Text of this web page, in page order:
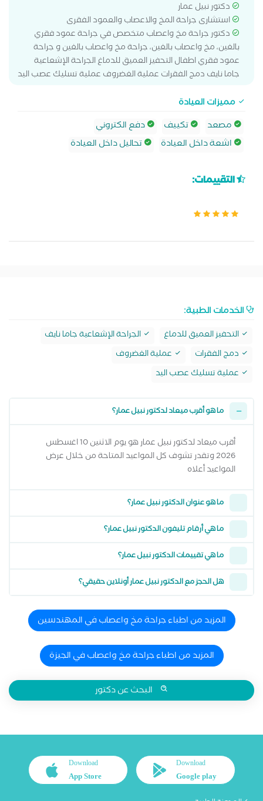
دكتور نبيل عمار
استشارى جراحة المخ والاعصاب والعمود الفقرى
دكتور جراحة مخ واعصاب متخصص في جراحة عمود فقري
بالغين، مخ واعصاب بالغين، جراحة مخ واعصاب بالغين و جراحة
عمود فقري اطفال التحفيز العميق للدماغ الجراحة الإشعاعية
جاما نايف دمج الفقرات عملية الغضروف عملية تسليك عصب اليد
مميزات العيادة
مصعد
تكييف
دفع الكتروني
اشعة داخل العيادة
تحاليل داخل العيادة
التقييمات:
الخدمات الطبية:
التحفيز العميق للدماغ
الجراحة الإشعاعية جاما نايف
دمج الفقرات
عملية الغضروف
عملية تسليك عصب اليد
ما هو أقرب ميعاد لدكتور نبيل عمار؟
أقرب ميعاد لدكتور نبيل عمار هو يوم الاثنين 10 اغسطس
2026 وتقدر تشوف كل المواعيد المتاحة من خلال عرض
المواعيد أعلاه
ما هو عنوان الدكتور نبيل عمار؟
ما هي أرقام تليفون الدكتور نبيل عمار؟
ما هي تقييمات الدكتور نبيل عمار؟
هل الحجز مع الدكتور نبيل عمار أونلاين حقيقي؟
المزيد من اطباء جراحة مخ واعصاب في المهندسين
المزيد من اطباء جراحة مخ واعصاب في الجيزة
البحث عن دكتور
Download
Google play
Download
App Store